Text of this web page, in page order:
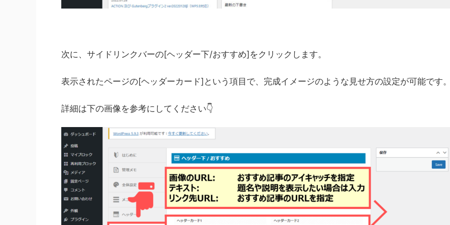
次に、サイドリンクバーの[ヘッダー下/おすすめ]をクリックします。
表示されたページの[ヘッダーカード]という項目で、完成イメージのような見せ方の設定が可能です
詳細は下の画像を参考にしてください👇